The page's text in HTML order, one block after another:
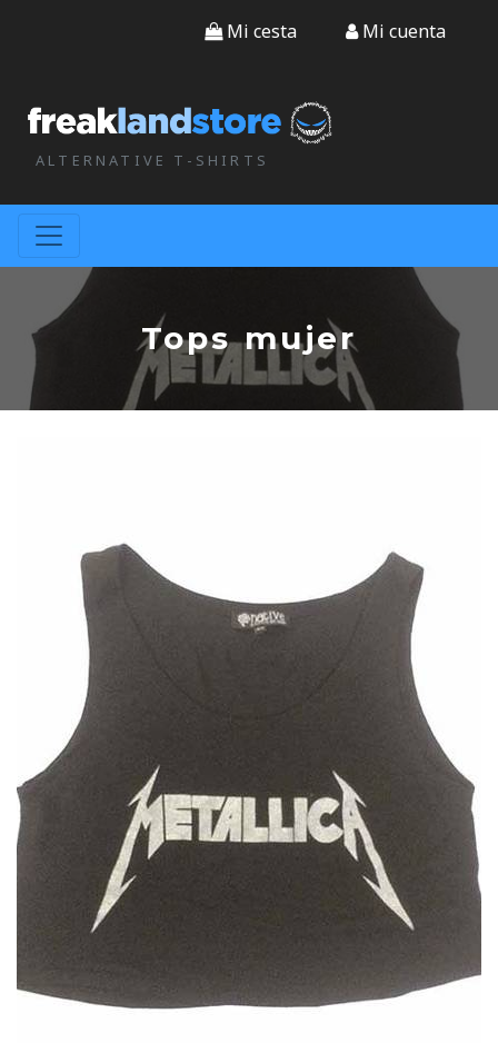
ALTERNATIVE T-SHIRTS
Mi cesta Mi cuenta
Tops mujer